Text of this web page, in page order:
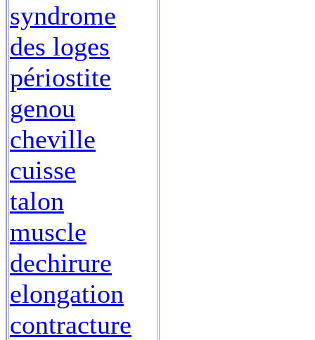
syndrome
des loges
périostite
genou
cheville
cuisse
talon
muscle
dechirure
elongation
contracture